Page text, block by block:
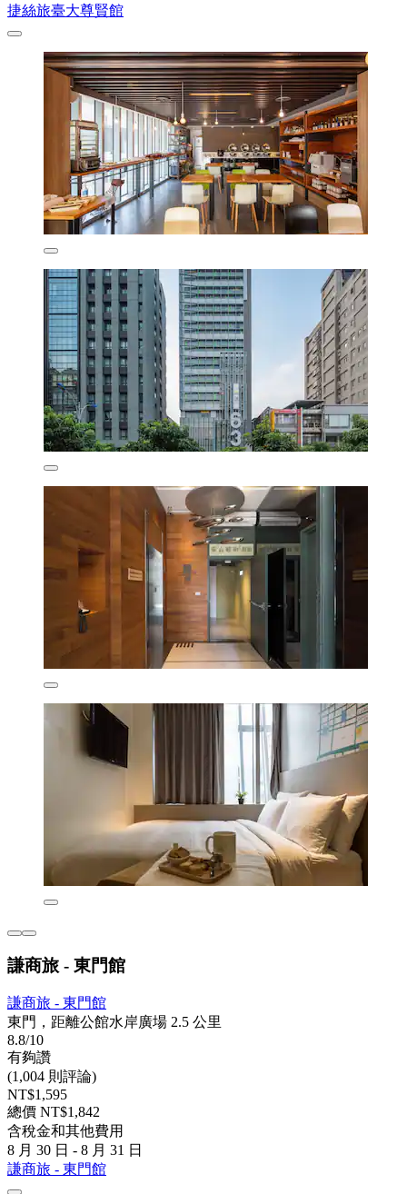
捷絲旅臺大尊賢館
謙商旅 - 東門館
謙商旅 - 東門館
東門，距離公館水岸廣場 2.5 公里
8.8/10
有夠讚
(1,004 則評論)
NT$1,595
總價 NT$1,842
含稅金和其他費用
8 月 30 日 - 8 月 31 日
謙商旅 - 東門館